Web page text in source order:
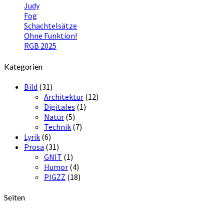
Judy
Fog
Schachtelsätze
Ohne Funktion!
RGB 2025
Kategorien
Bild (31)
Architektur (12)
Digitales (1)
Natur (5)
Technik (7)
Lyrik (6)
Prosa (31)
GNIT (1)
Humor (4)
PIGZZ (18)
Seiten